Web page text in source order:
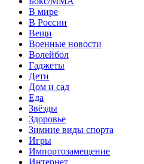
В мире
В России
Вещи
Военные новости
Волейбол
Гаджеты
Дети
Дом и сад
Еда
Звёзды
Здоровье
Зимние виды спорта
Игры
Импортозамещение
Интернет